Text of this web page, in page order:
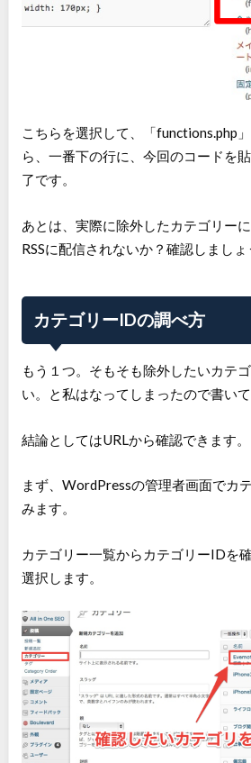
こちらを選択して、「functions.php
ら、一番下の行に、今回のコードを
了です。
あとは、実際に除外したカテゴリーに
RSSに配信されないか？確認しましょ
カテゴリーIDの調べ方
もう１つ。そもそも除外したいカテ
い。と私はなってしまったので書いて
結論としてはURLから確認できます。
まず、WordPressの管理者画面でカ
みます。
カテゴリー一覧からカテゴリーIDを
選択します。